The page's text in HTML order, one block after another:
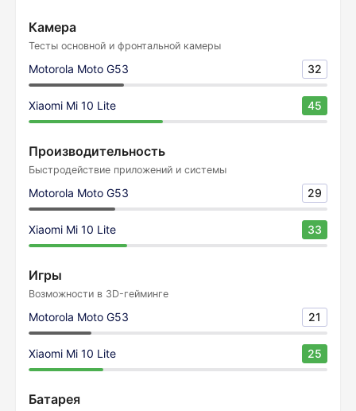
Камера
Тесты основной и фронтальной камеры
Motorola Moto G53 32
Xiaomi Mi 10 Lite 45
Производительность
Быстродействие приложений и системы
Motorola Moto G53 29
Xiaomi Mi 10 Lite 33
Игры
Возможности в 3D-гейминге
Motorola Moto G53 21
Xiaomi Mi 10 Lite 25
Батарея